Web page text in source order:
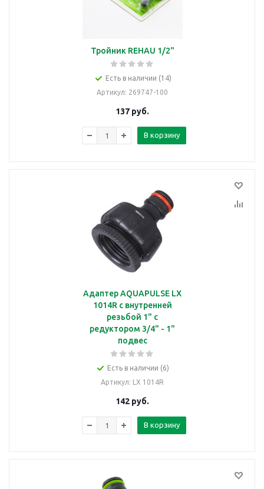
Тройник REHAU 1/2"
Есть в наличии (14)
Артикул: 269747-100
137 руб.
В корзину
Адаптер AQUAPULSE LX
1014R с внутренней
резьбой 1" c
редуктором 3/4" - 1"
подвес
Есть в наличии (6)
Артикул: LX 1014R
142 руб.
В корзину